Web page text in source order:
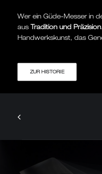
Wer ein Güde-Messer in
aus Tradition und Präzision
Handwerkskunst, das
ZUR HISTORIE